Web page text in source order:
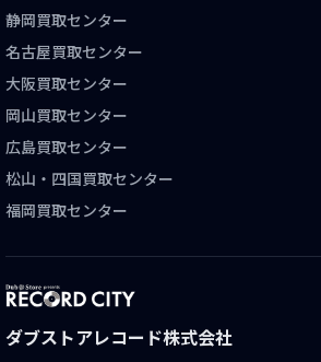
静岡買取センター
名古屋買取センター
大阪買取センター
岡山買取センター
広島買取センター
松山・四国買取センター
福岡買取センター
ダブストアレコード株式会社